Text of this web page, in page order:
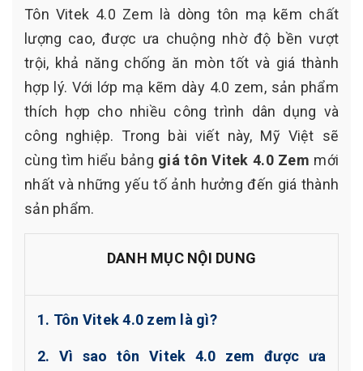
Tôn Vitek 4.0 Zem là dòng tôn mạ kẽm chất
lượng cao, được ưa chuộng nhờ độ bền vượt
trội, khả năng chống ăn mòn tốt và giá thành
hợp lý. Với lớp mạ kẽm dày 4.0 zem, sản phẩm
thích hợp cho nhiều công trình dân dụng và
công nghiệp. Trong bài viết này, Mỹ Việt sẽ
cùng tìm hiểu bảng giá tôn Vitek 4.0 Zem mới
nhất và những yếu tố ảnh hưởng đến giá thành
sản phẩm.
DANH MỤC NỘI DUNG
1. Tôn Vitek 4.0 zem là gì?
2. Vì sao tôn Vitek 4.0 zem được ưa